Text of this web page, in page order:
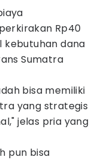
Rp40
dana
Sumatra
bisa memiliki
yang strategis
jelas pria yang
pun bisa